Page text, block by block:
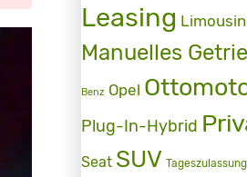
Leasing
Manuelles
Benz Opel
Plug-In-Hybrid
Seat SUV Tageszulassung